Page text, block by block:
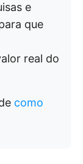
e
que
real do
como